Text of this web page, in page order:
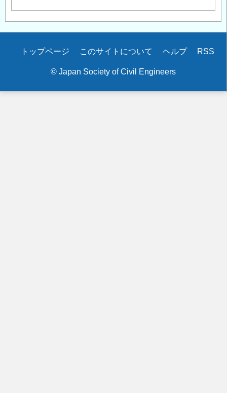
Secondary
トップページ このサイトについて ヘルプ RSS
© Japan Society of Civil Engineers